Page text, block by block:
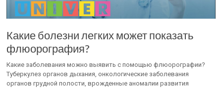
Какие болезни легких может показать
флюорография?
Какие заболевания можно выявить с помощью флюорографии?
Туберкулез органов дыхания, онкологические заболевания
органов грудной полости, врожденные аномалии развития